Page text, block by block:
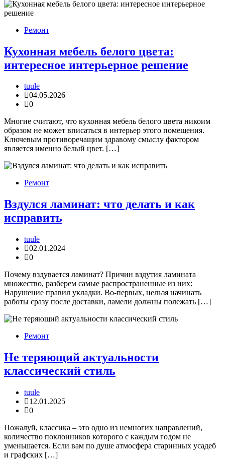
Ремонт
Кухонная мебель белого цвета:
интересное интерьерное решение
tuule
04.05.2026
0
Многие считают, что кухонная мебель белого цвета никоим
образом не может вписаться в интерьер этого помещения.
Ключевым противоречащим здравому смыслу фактором
является именно белый цвет. […]
Ремонт
Вздулся ламинат: что делать и как
исправить
tuule
02.01.2024
0
Почему вздувается ламинат? Причин вздутия ламината
множество, разберем самые распространенные из них:
Нарушение правил укладки. Во-первых, нельзя начинать
работы сразу после доставки, ламели должны полежать […]
Ремонт
Не теряющий актуальности
классический стиль
tuule
12.01.2025
0
Пожалуй, классика – это одно из немногих направлений,
количество поклонников которого с каждым годом не
уменьшается. Если вам по душе атмосфера старинных усадеб
и графских […]